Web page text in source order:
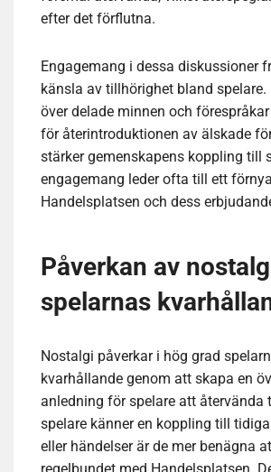
efter det förflutna.
Engagemang i dessa diskussioner
känsla av tillhörighet bland spelare.
över delade minnen och
för återintroduktionen av älskade
stärker gemenskapens koppling till
engagemang leder ofta till ett
Handelsplatsen och dess
Påverkan av
spelarnas
Nostalgi påverkar i hög grad
kvarhållande genom att skapa en
anledning för spelare att återvända
spelare känner en koppling till
eller händelser är de mer benägna